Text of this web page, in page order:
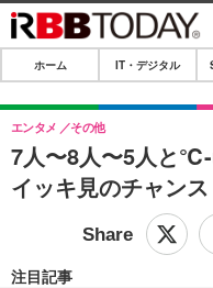
ホーム
IT・デジタル
IT・デジタルTOP
ショッピング
SPEED TEST
エンタメTOP
ホーム IT・デジタル
7人〜8人〜5人と
イッキ見のチャンス
エンタメ その他
注目記事